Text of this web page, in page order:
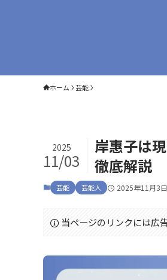
ホーム 芸能
岸惠子は
徹底解説
2025
11/03
芸能 芸能人 2025年11月3日
当ページのリンクには広